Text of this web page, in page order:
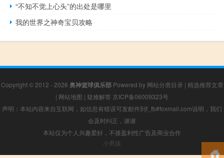
“不知不觉上心头”的出处是哪里
我的世界之神奇宝贝攻略
Copyright © 2012 - 2026 奥神篮球俱乐部Powered by 网站分类目录 | 精选推荐文章
| 网站地图 | 疑难解答 京ICP备06009323号
声明：本站内容来自互联网，如信息有错误可发邮件到f_fb#foxmail.com说明，我们
会及时纠正，谢谢
本站仅为个人兴趣爱好，不接盈利性广告及商业合作
小男孩